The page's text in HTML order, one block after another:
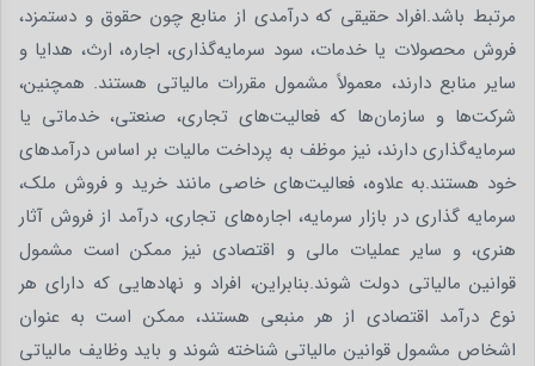
مرتبط باشد.افراد حقیقی که درآمدی از منابع چون حقوق و دستمزد،
فروش محصولات یا خدمات، سود سرمایه‌گذاری، اجاره، ارث، هدایا و
سایر منابع دارند، معمولاً مشمول مقررات مالیاتی هستند. همچنین،
شرکت‌ها و سازمان‌ها که فعالیت‌های تجاری، صنعتی، خدماتی یا
سرمایه‌گذاری دارند، نیز موظف به پرداخت مالیات بر اساس درآمدهای
خود هستند.به علاوه، فعالیت‌های خاصی مانند خرید و فروش ملک،
سرمایه گذاری در بازار سرمایه، اجاره‌های تجاری، درآمد از فروش آثار
هنری، و سایر عملیات مالی و اقتصادی نیز ممکن است مشمول
قوانین مالیاتی دولت شوند.بنابراین، افراد و نهادهایی که دارای هر
نوع درآمد اقتصادی از هر منبعی هستند، ممکن است به عنوان
اشخاص مشمول قوانین مالیاتی شناخته شوند و باید وظایف مالیاتی